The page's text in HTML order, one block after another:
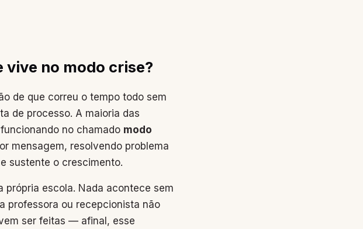
vive no modo crise?
de que correu o tempo todo sem
de processo. A maioria das
no chamado modo
mensagem, resolvendo problema
sustente o crescimento.
própria escola. Nada acontece sem
professora ou recepcionista não
ser feitas — afinal, esse